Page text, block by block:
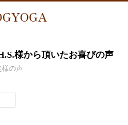
様から頂いたお喜びの声
様の声